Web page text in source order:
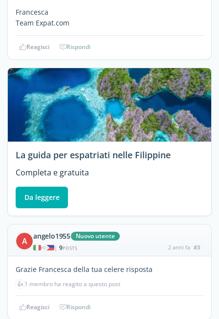
Francesca
Team Expat.com
Reagisci Rispondi
La guida per espatriati nelle Filippine
Completa e gratuita
Da leggere
A angelo1955 Nuovo utente
| 9POSTS 2 anni fa #3
Grazie Francesca della tua celere risposta
👍 1 membro ha reagito a questo post
Reagisci Rispondi